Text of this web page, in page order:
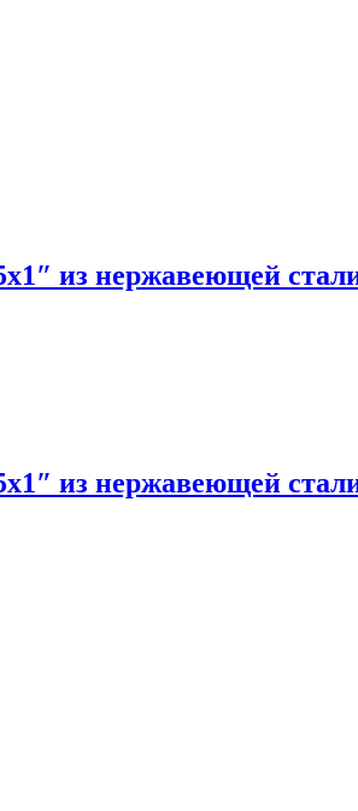
из нержавеющей
из нержавеющей